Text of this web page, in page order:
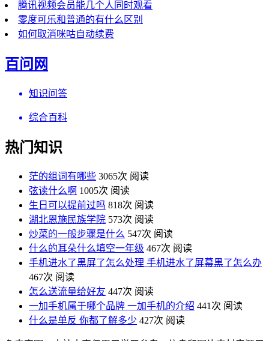
腾讯视频会员能几个人同时观看
零度可乐和普通的有什么区别
如何取消咪咕自动续费
百问网
知识问答
综合百科
热门知识
茫的组词有哪些 3065次 阅读
弦读什么啊 1005次 阅读
生日可以提前过吗 818次 阅读
湖北恩施民族学院 573次 阅读
炒菜的一般步骤是什么 547次 阅读
什么的耳朵什么填空一年级 467次 阅读
手机进水了黑屏了怎么处理 手机进水了屏幕黑了怎么办
467次 阅读
怎么送流量给好友 447次 阅读
一加手机属于哪个品牌 一加手机的介绍 441次 阅读
什么是单反 你都了解多少 427次 阅读